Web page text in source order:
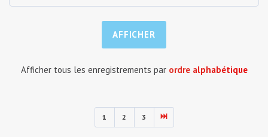
Afficher tous les enregistrements par ordre alphabétique
1 2 3